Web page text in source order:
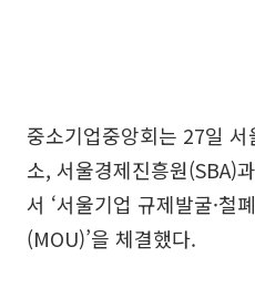
중소기업중앙회는 27일
소, 서울경제진흥원(SBA)
서 ‘서울기업 규제발굴·철
(MOU)’을 체결했다.